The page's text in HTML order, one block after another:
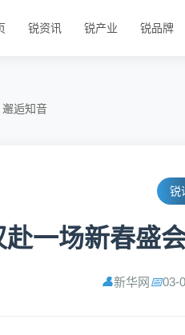
锐资讯 锐产业 锐品牌
逅知音
锐
赴一场新春盛
👤新华网 📅03-